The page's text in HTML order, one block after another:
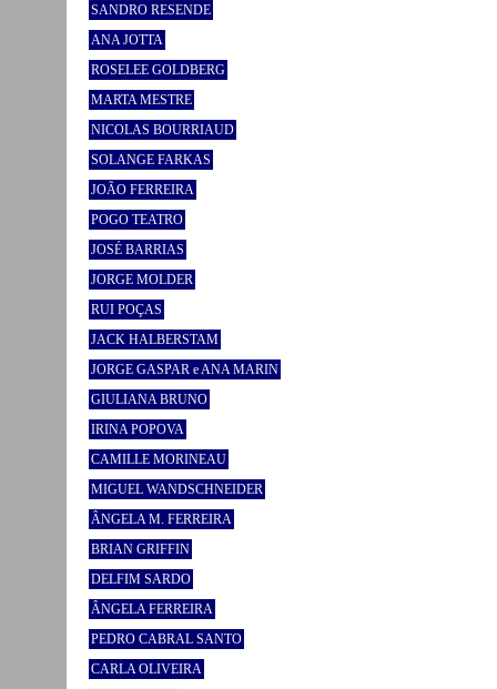
SANDRO RESENDE
ANA JOTTA
ROSELEE GOLDBERG
MARTA MESTRE
NICOLAS BOURRIAUD
SOLANGE FARKAS
JOÃO FERREIRA
POGO TEATRO
JOSÉ BARRIAS
JORGE MOLDER
RUI POÇAS
JACK HALBERSTAM
JORGE GASPAR e ANA MARIN
GIULIANA BRUNO
IRINA POPOVA
CAMILLE MORINEAU
MIGUEL WANDSCHNEIDER
ÂNGELA M. FERREIRA
BRIAN GRIFFIN
DELFIM SARDO
ÂNGELA FERREIRA
PEDRO CABRAL SANTO
CARLA OLIVEIRA